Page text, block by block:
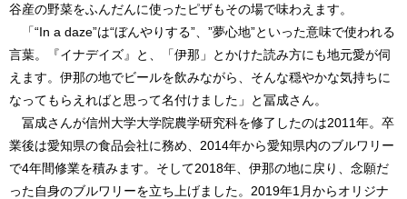
谷産の野菜をふんだんに使ったピザもその場で味わえます。
「“In a daze”は“ぼんやりする”、”夢心地”といった意味で使われる
言葉。『イナデイズ』と、「伊那」とかけた読み方にも地元愛が伺
えます。伊那の地でビールを飲みながら、そんな穏やかな気持ちに
なってもらえればと思って名付けました」と冨成さん。
冨成さんが信州大学大学院農学研究科を修了したのは2011年。卒
業後は愛知県の食品会社に務め、2014年から愛知県内のブルワリー
で4年間修業を積みます。そして2018年、伊那の地に戻り、念願だ
った自身のブルワリーを立ち上げました。2019年1月からオリジナ